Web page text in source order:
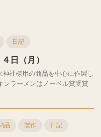
日記
日（月）
社様用の商品を中心に作製し
ンラーメンはノーベル賞受賞
品 製作 日記